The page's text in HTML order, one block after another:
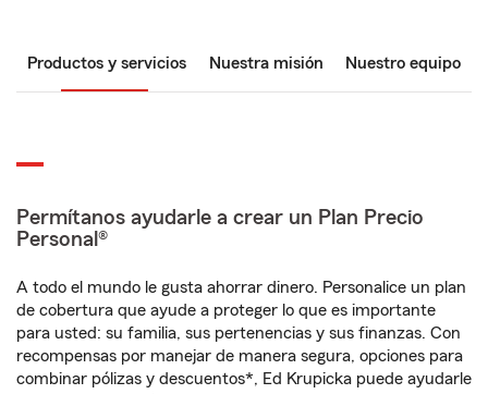
Productos y servicios Nuestra misión Nuestro equipo
Permítanos ayudarle a crear un Plan Precio
Personal®
A todo el mundo le gusta ahorrar dinero. Personalice un plan
de cobertura que ayude a proteger lo que es importante
para usted: su familia, sus pertenencias y sus finanzas. Con
recompensas por manejar de manera segura, opciones para
combinar pólizas y descuentos*, Ed Krupicka puede ayudarle